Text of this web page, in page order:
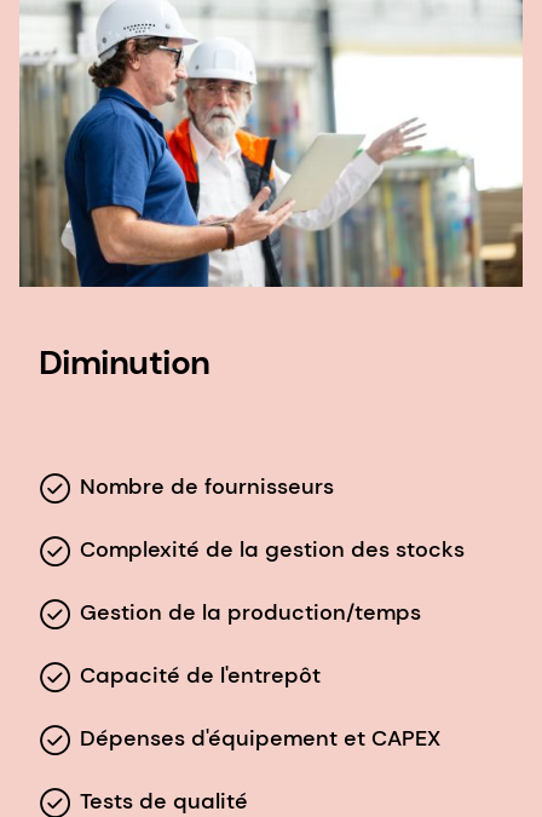
Diminution
Nombre de fournisseurs
Complexité de la gestion des stocks
Gestion de la production/temps
Capacité de l'entrepôt
Dépenses d'équipement et CAPEX
Tests de qualité